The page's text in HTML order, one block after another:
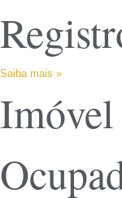
Saiba mais »